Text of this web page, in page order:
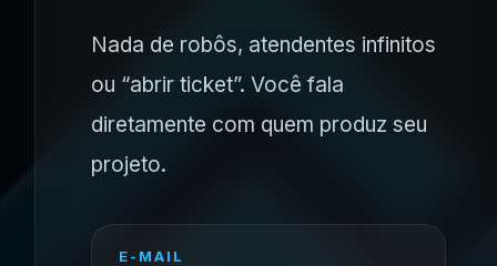
Nada de robôs, atendentes infinitos
ou “abrir ticket”. Você fala
diretamente com quem produz seu
projeto.
E-MAIL